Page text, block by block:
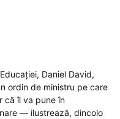
Daniel David,
ordin de ministru pe care
că îl va pune în
— ilustrează, dincolo